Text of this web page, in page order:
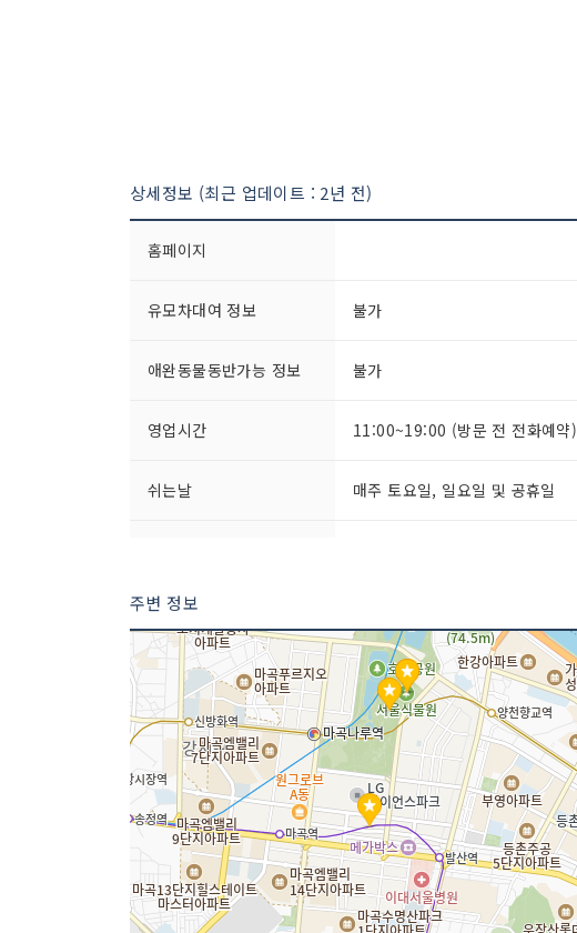
상세정보 (최근 업데이트 : 2년 전)
홈페이지
유모차대여 정보 불가
애완동물동반가능 정보 불가
영업시간 11:00~19:00 (방문 전 전화예약)
쉬는날 매주 토요일, 일요일 및 공휴일
매장안내
주변 정보